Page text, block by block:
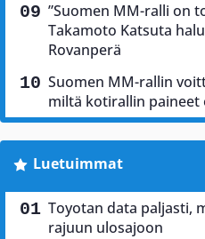
”Suomen MM-ralli on
Takamoto Katsuta
Rovanperä
Suomen MM-rallin
miltä kotirallin
Luetuimmat
Toyotan data paljasti,
rajuun ulosajoon